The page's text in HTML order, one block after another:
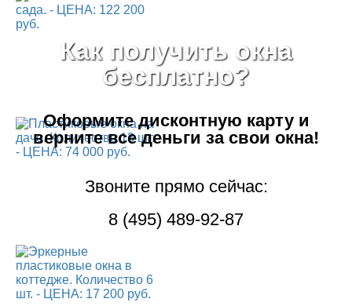
Как получить окна
бесплатно?
Оформите дисконтную картуи
верните все деньги за свои окна!
Звоните прямо сейчас:
8 (495) 489-92-87